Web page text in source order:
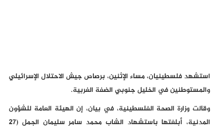
استشهد فلسطينيان، مساء الإثنين، برصاص جيش الاحتلال الإسرائيلي
والمستوطنين في الخليل جنوبي الضفة الغربية.
وقالت وزارة الصحة الفلسطينية، في بيان، إن الهيئة العامة للشؤون
المدنية، أبلغتها باستشهاد الشاب محمد سامر سليمان الجمل (27